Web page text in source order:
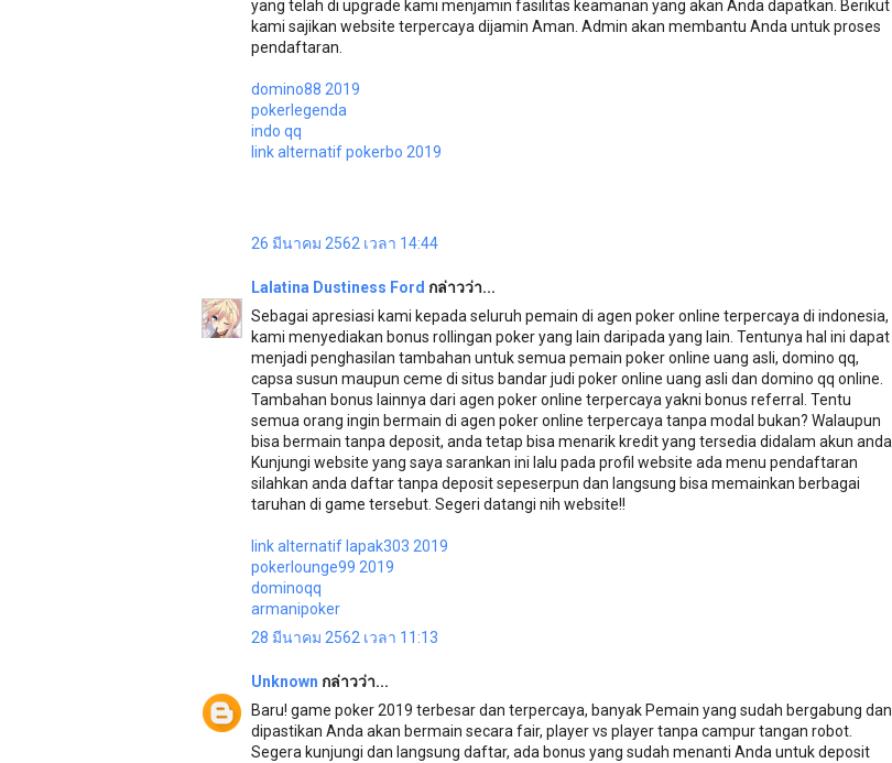
yang telah di upgrade kami menjamin fasilitas keamanan yang akan Anda dapatkan. Berikut
kami sajikan website terpercaya dijamin Aman. Admin akan membantu Anda untuk proses
pendaftaran.
domino88 2019
pokerlegenda
indo qq
link alternatif pokerbo 2019
26 มีนาคม 2562 เวลา 14:44
Lalatina Dustiness Ford กล่าวว่า...
Sebagai apresiasi kami kepada seluruh pemain di agen poker online terpercaya di indonesia,
kami menyediakan bonus rollingan poker yang lain daripada yang lain. Tentunya hal ini dapat
menjadi penghasilan tambahan untuk semua pemain poker online uang asli, domino qq,
capsa susun maupun ceme di situs bandar judi poker online uang asli dan domino qq online.
Tambahan bonus lainnya dari agen poker online terpercaya yakni bonus referral. Tentu
semua orang ingin bermain di agen poker online terpercaya tanpa modal bukan? Walaupun
bisa bermain tanpa deposit, anda tetap bisa menarik kredit yang tersedia didalam akun anda.
Kunjungi website yang saya sarankan ini lalu pada profil website ada menu pendaftaran
silahkan anda daftar tanpa deposit sepeserpun dan langsung bisa memainkan berbagai
taruhan di game tersebut. Segeri datangi nih website!!
link alternatif lapak303 2019
pokerlounge99 2019
dominoqq
armanipoker
28 มีนาคม 2562 เวลา 11:13
Unknown กล่าวว่า...
Baru! game poker 2019 terbesar dan terpercaya, banyak Pemain yang sudah bergabung dan
dipastikan Anda akan bermain secara fair, player vs player tanpa campur tangan robot.
Segera kunjungi dan langsung daftar, ada bonus yang sudah menanti Anda untuk deposit